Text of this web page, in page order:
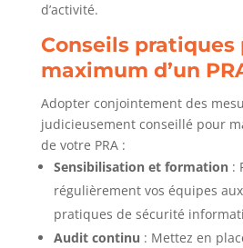
d’activité.
Conseils
maximum d’un
Adopter conjointement des
judicieusement conseillé pour
de votre PRA :
Sensibilisation et formation:
régulièrement vos équipes
pratiques de sécurité
Audit continu : Mettez en